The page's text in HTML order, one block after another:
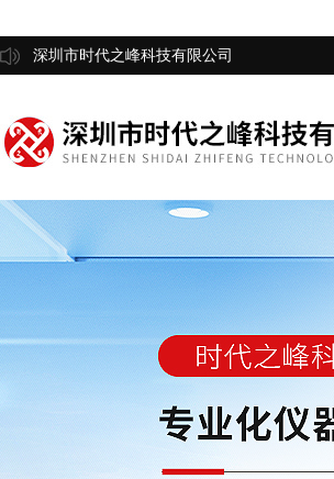
深圳市时代之峰科技有限公司